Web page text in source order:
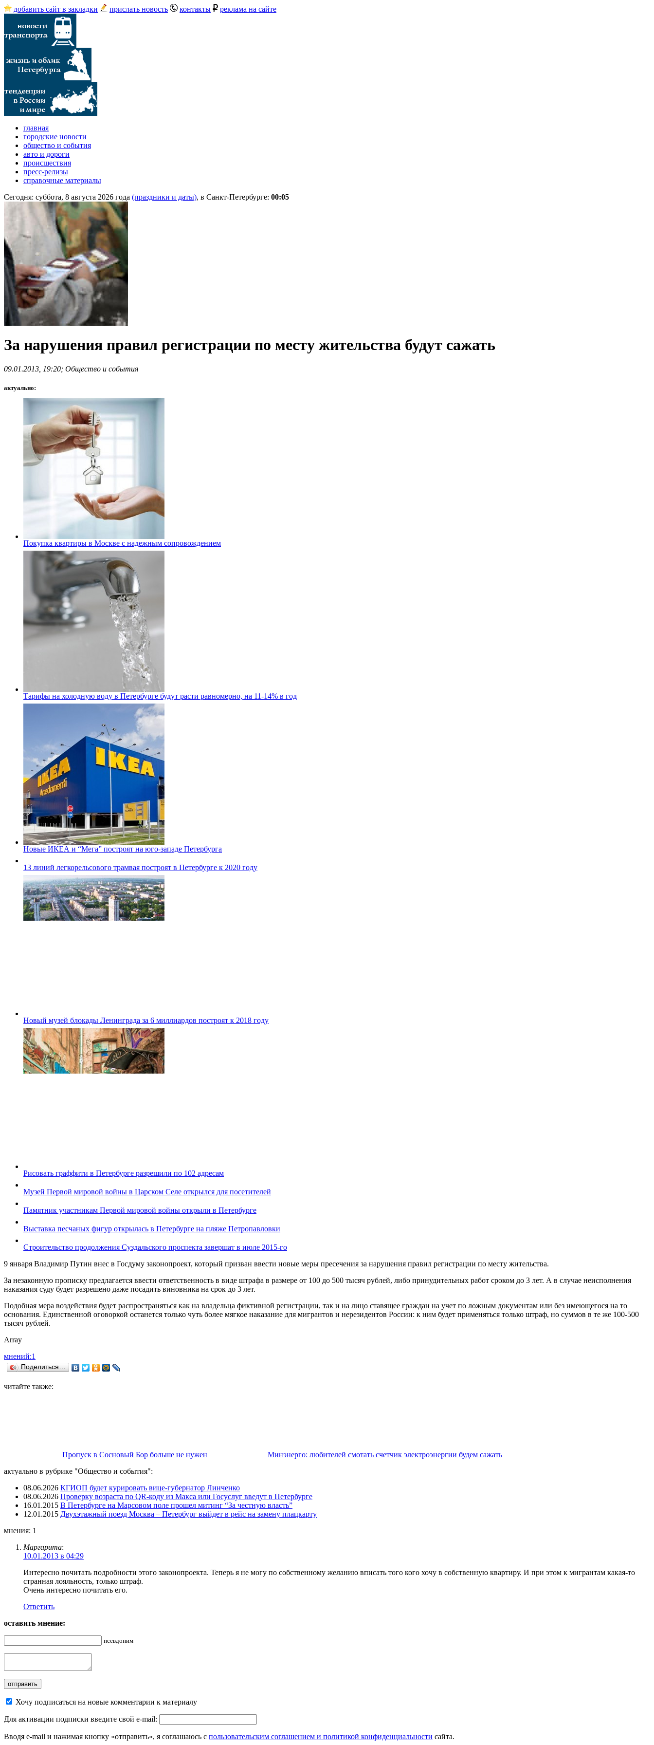
добавить сайт в закладки прислать новость контакты реклама на сайте
главная
городские новости
общество и события
авто и дороги
происшествия
пресс-релизы
справочные материалы
Сегодня: суббота, 8 августа 2026 года (праздники и даты), в Санкт-Петербурге: 00:05
За нарушения правил регистрации по месту жительства будут сажать
09.01.2013, 19:20; Общество и события
актуально:
Покупка квартиры в Москве с надежным сопровождением
Тарифы на холодную воду в Петербурге будут расти равномерно, на 11-14% в год
Новые ИКЕА и “Мега” построят на юго-западе Петербурга
13 линий легкорельсового трамвая построят в Петербурге к 2020 году
Новый музей блокады Ленинграда за 6 миллиардов построят к 2018 году
Рисовать граффити в Петербурге разрешили по 102 адресам
Музей Первой мировой войны в Царском Селе открылся для посетителей
Памятник участникам Первой мировой войны открыли в Петербурге
Выставка песчаных фигур открылась в Петербурге на пляже Петропавловки
Строительство продолжения Суздальского проспекта завершат в июле 2015-го
9 января Владимир Путин внес в Госдуму законопроект, который призван ввести новые меры пресечения за нарушения правил регистрации по месту жительства.
За незаконную прописку предлагается ввести ответственность в виде штрафа в размере от 100 до 500 тысяч рублей, либо принудительных работ сроком до 3 лет. А в случае неисполнения
наказания суду будет разрешено даже посадить виновника на срок до 3 лет.
Подобная мера воздействия будет распространяться как на владельца фиктивной регистрации, так и на лицо ставящее граждан на учет по ложным документам или без имеющегося на то
основания. Единственной оговоркой останется только чуть более мягкое наказание для мигрантов и нерезидентов России: к ним будет применяться только штраф, но суммов в те же 100-500
тысяч рублей.
Array
мнений:1
Поделиться…
читайте также:
Пропуск в Сосновый Бор больше не нужен
Минэнерго: любителей смотать счетчик электроэнергии будем сажать
актуально в рубрике "Общество и события":
08.06.2026 КГИОП будет курировать вице-губернатор Линченко
08.06.2026 Проверку возраста по QR-коду из Макса или Госуслуг введут в Петербурге
16.01.2015 В Петербурге на Марсовом поле прошел митинг “За честную власть”
12.01.2015 Двухэтажный поезд Москва – Петербург выйдет в рейс на замену плацкарту
мнения: 1
Маргарита:
10.01.2013 в 04:29
Интересно почитать подробности этого законопроекта. Теперь я не могу по собственному желанию вписать того кого хочу в собственную квартиру. И при этом к мигрантам какая-то
странная лояльность, только штраф.
Очень интересно почитать его.
Ответить
оставить мнение:
псевдоним
Хочу подписаться на новые комментарии к материалу
Для активации подписки введите свой e-mail:
Вводя e-mail и нажимая кнопку «отправить», я соглашаюсь с пользовательским соглашением и политикой конфиденциальности сайта.